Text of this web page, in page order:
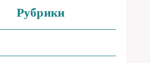
Рубрики